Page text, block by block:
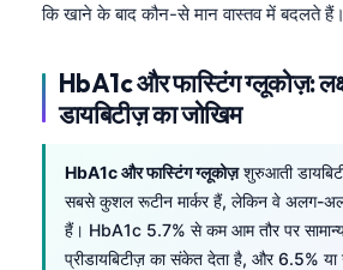
कि खाने के बाद कौन-से मान वास्तव में बदलते
HbA1c और फास्टिंग ग्लूकोज़:
डायबिटीज़ का जोखिम
HbA1c और फास्टिंग ग्लूकोज़शुरुआती
सबसे कुशल रूटीन मार्कर हैं, लेकिन वे अलग-
हैं। HbA1c 5.7% से कम आम तौर पर
प्रीडायबिटीज़ का संकेत देता है, और 6.5%